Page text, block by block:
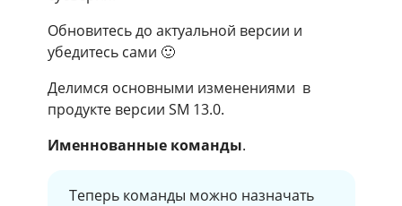
Обновитесь до актуальной версии и
убедитесь сами 🙂
Делимся основными изменениями в
продукте версии SM 13.0.
Именнованные команды.
Теперь команды можно назначать